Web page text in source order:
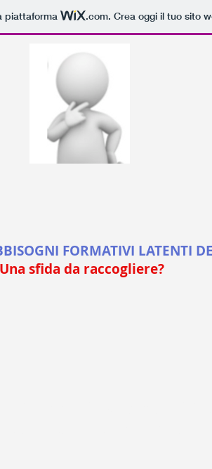
piattaforma .com. Crea oggi il tuo sito
FORMATIVI LATENTI
Una sfida da raccogliere?